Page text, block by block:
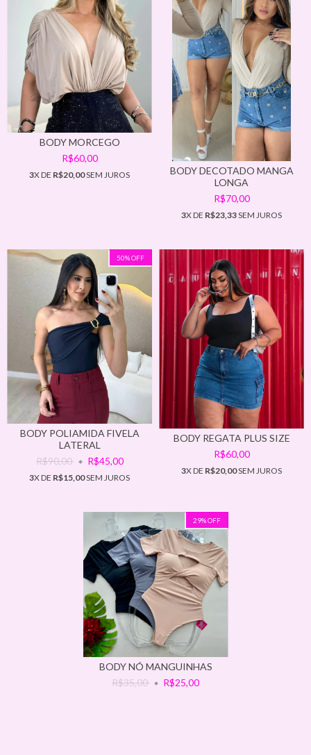
BODY MORCEGO
R$60,00
3X DE R$20,00SEM JUROS
BODY DECOTADO MANGA
LONGA
R$70,00
3X DE R$23,33SEM JUROS
50%OFF
BODY POLIAMIDA FIVELA
LATERAL
R$90,00
R$45,00
3X DE R$15,00SEM JUROS
BODY REGATA PLUS SIZE
R$60,00
3X DE R$20,00SEM JUROS
29%OFF
BODY NÓ MANGUINHAS
R$35,00
R$25,00